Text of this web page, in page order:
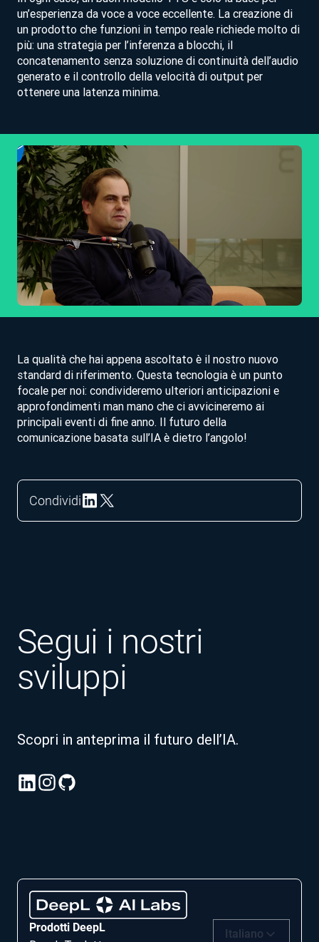
un’esperienza da voce a voce eccellente. La creazione di
un prodotto che funzioni in tempo reale richiede molto di
più: una strategia per l’inferenza a blocchi, il
concatenamento senza soluzione di continuità dell’audio
generato e il controllo della velocità di output per
ottenere una latenza minima.
La qualità che hai appena ascoltato è il nostro nuovo
standard di riferimento. Questa tecnologia è un punto
focale per noi: condivideremo ulteriori anticipazioni e
approfondimenti man mano che ci avvicineremo ai
principali eventi di fine anno. Il futuro della
comunicazione basata sull’IA è dietro l’angolo!
Condividi
Segui i nostri
sviluppi
Scopri in anteprima il futuro dell’IA.
Prodotti DeepL Italiano